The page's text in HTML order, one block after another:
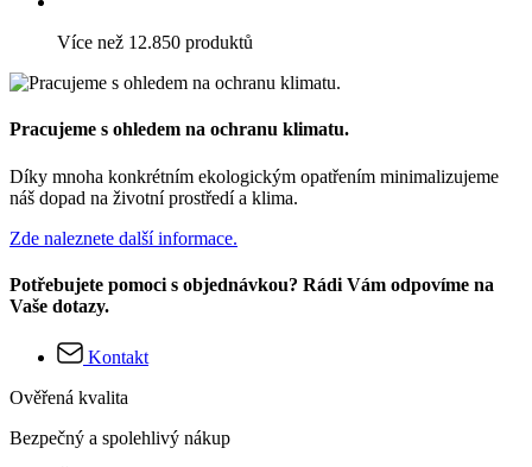
Více než 12.850 produktů
Pracujeme s ohledem na ochranu klimatu.
Díky mnoha konkrétním ekologickým opatřením minimalizujeme
náš dopad na životní prostředí a klima.
Zde naleznete další informace.
Potřebujete pomoci s objednávkou? Rádi Vám odpovíme na
Vaše dotazy.
Kontakt
Ověřená kvalita
Bezpečný a spolehlivý nákup